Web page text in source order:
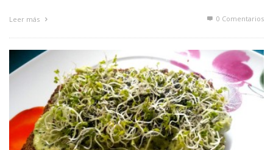
Leer más 0 Comentarios